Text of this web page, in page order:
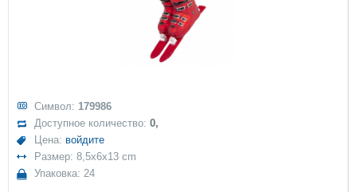
Символ: 179986
Доступное количество:0,
Цена: войдите
Размер: 8,5x6x13 cm
Упаковка: 24